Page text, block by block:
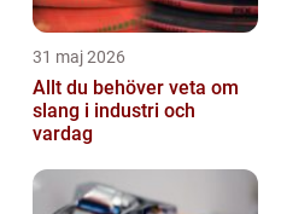
31 maj 2026
Allt du behöver veta om
slang i industri och
vardag